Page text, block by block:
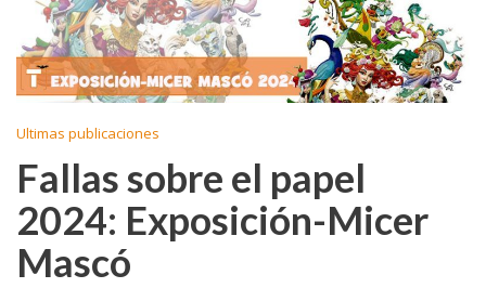
Ultimas publicaciones
Fallas sobre el papel
2024: Exposición-Micer
Mascó